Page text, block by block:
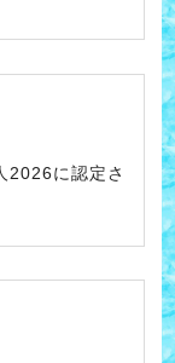
2026に認定さ